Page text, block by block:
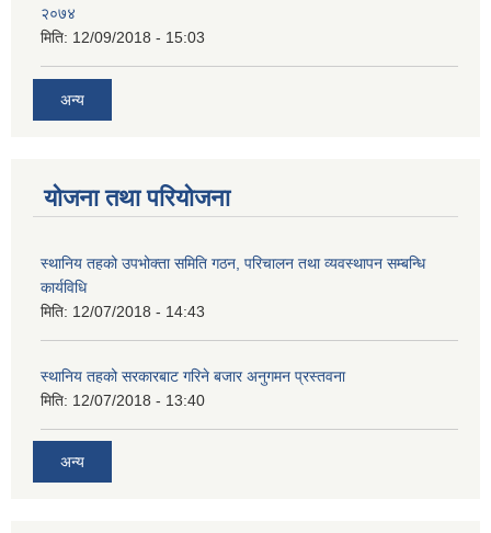
२०७४
मिति: 12/09/2018 - 15:03
अन्य
योजना तथा परियोजना
स्थानिय तहको उपभोक्ता समिति गठन, परिचालन तथा व्यवस्थापन सम्बन्धि
कार्यविधि
मिति: 12/07/2018 - 14:43
स्थानिय तहको सरकारबाट गरिने बजार अनुगमन प्रस्तवना
मिति: 12/07/2018 - 13:40
अन्य